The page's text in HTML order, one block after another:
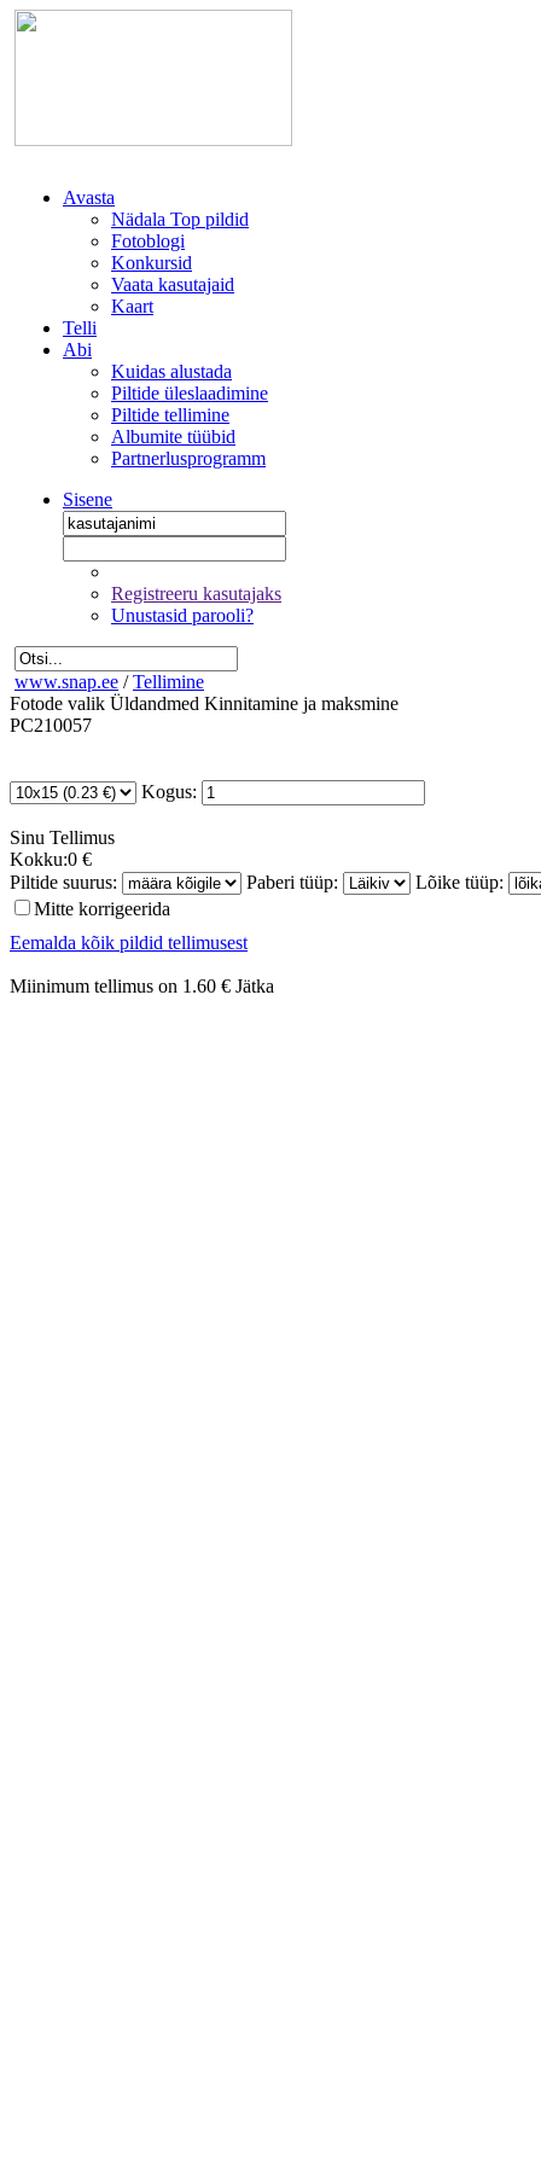
Avasta
Nädala Top pildid
Fotoblogi
Konkursid
Vaata kasutajaid
Kaart
Telli
Abi
Kuidas alustada
Piltide üleslaadimine
Piltide tellimine
Albumite tüübid
Partnerlusprogramm
Sisene
Registreeru kasutajaks
Unustasid parooli?
www.snap.ee / Tellimine
Fotode valik Üldandmed Kinnitamine ja maksmine
PC210057
Kogus:
Sinu Tellimus
Kokku:0 €
Piltide suurus:
Paberi tüüp:
Lõike tüüp:
Mitte korrigeerida
Eemalda kõik pildid tellimusest
Miinimum tellimus on 1.60 € Jätka